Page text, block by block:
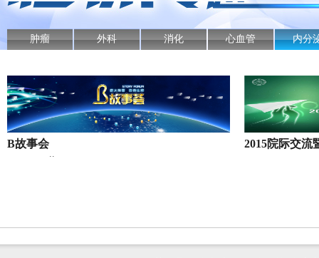
肿瘤 外科 消化 心血管 内分
B故事会
..
2015院际交流